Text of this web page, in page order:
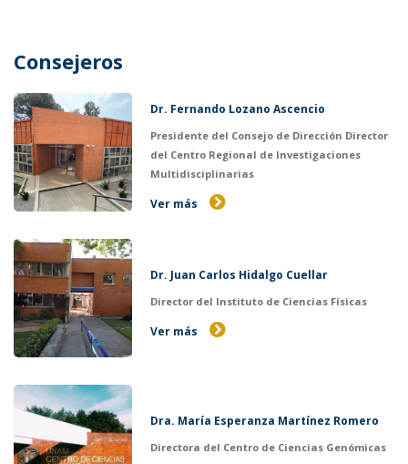
Consejeros
Dr. Fernando Lozano Ascencio
Presidente del Consejo de Dirección Director
del Centro Regional de Investigaciones
Multidisciplinarias
Ver más
Dr. Juan Carlos Hidalgo Cuellar
Director del Instituto de Ciencias Físicas
Ver más
Dra. María Esperanza Martínez Romero
Directora del Centro de Ciencias Genómicas